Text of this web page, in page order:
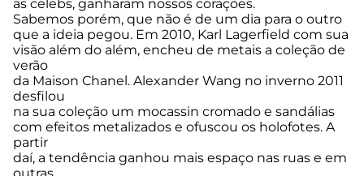
as celebs, ganharam nossos corações.
Sabemos porém, que não é de um dia para o outro
que a ideia pegou. Em 2010, Karl Lagerfield com sua
visão além do além, encheu de metais a coleção de
verão
da Maison Chanel. Alexander Wang no inverno 2011
desfilou
na sua coleção um mocassin cromado e sandálias
com efeitos metalizados e ofuscou os holofotes. A
partir
daí, a tendência ganhou mais espaço nas ruas e em